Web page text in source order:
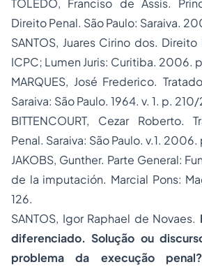
TOLEDO, Franciso de Assis.
Direito Penal. São Paulo: Saraiva.
SANTOS, Juares Cirino dos. Direito
ICPC; Lumen Juris: Curitiba. 2006.
MARQUES, José Frederico.
Saraiva: São Paulo. 1964. v. 1. p. 210/
BITTENCOURT, Cezar Roberto.
Penal. Saraiva: São Paulo. v.1. 2006.
JAKOBS, Gunther. Parte General:
de la imputación. Marcial Pons:
126.
SANTOS, Igor Raphael de Novaes.
diferenciado. Solução ou
problema da execução penal?